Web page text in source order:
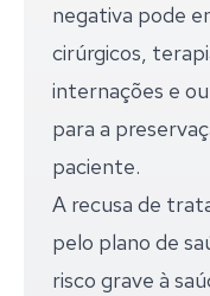
negativa pode
cirúrgicos,
internações e
para a
paciente.
A recusa de
pelo plano de
risco grave à